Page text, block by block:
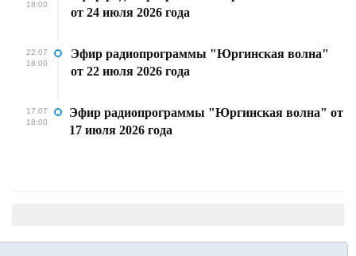
18:00
от 24 июля 2026 года
22.07
18:00
Эфир радиопрограммы "Юргинская волна"
от 22 июля 2026 года
17.07
18:00
Эфир радиопрограммы "Юргинская волна" от
17 июля 2026 года